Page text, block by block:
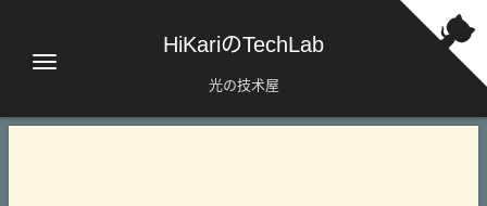
HiKariのTechLab
光の技术屋